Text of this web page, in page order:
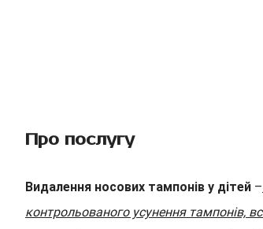
Про послугу
Видалення носових тампонів у дітей –
контрольованого усунення тампонів,